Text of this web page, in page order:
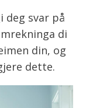
deg svar på
di
din, og
dette.